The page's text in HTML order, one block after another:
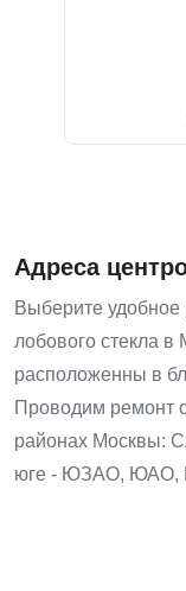
Адреса
Выберите удобное
лобового стекла в
расположенны в
Проводим ремонт
районах Москвы:
юге - ЮЗАО,